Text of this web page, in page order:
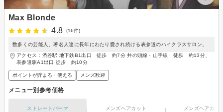
Max Blonde
4.8
(16件)
数多くの芸能人、著名人達に長年にわたり愛され続ける表参道のハイクラスサロン。
アクセス：渋谷駅 地下鉄B1出口 徒歩 約7分 井の頭線・山手線 徒歩 約13分、
表参道駅A1出口 徒歩 約10分
ポイントが貯まる・使える メンズ歓迎
メニュー別参考価格
ストレートパーマ メンズヘアカット メンズヘアカラ